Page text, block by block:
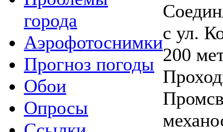
города
Аэрофотоснимки
Прогноз погоды
Обои
Опросы
с ул.
200